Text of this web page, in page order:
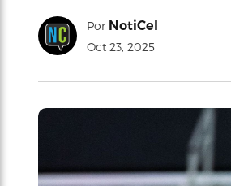
Por NotiCel
Oct 23, 2025